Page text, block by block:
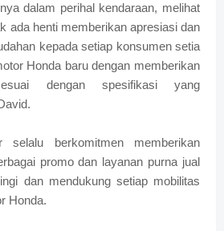
dalam perihal kendaraan, melihat
ada henti memberikan apresiasi dan
kepada setiap konsumen setia
Honda baru dengan memberikan
dengan spesifikasi yang
berkomitmen memberikan
promo dan layanan purna jual
dan mendukung setiap mobilitas
Honda.